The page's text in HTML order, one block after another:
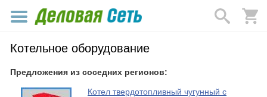
Котельное оборудование
Предложения из соседних регионов:
Котел твердотопливный чугунный с